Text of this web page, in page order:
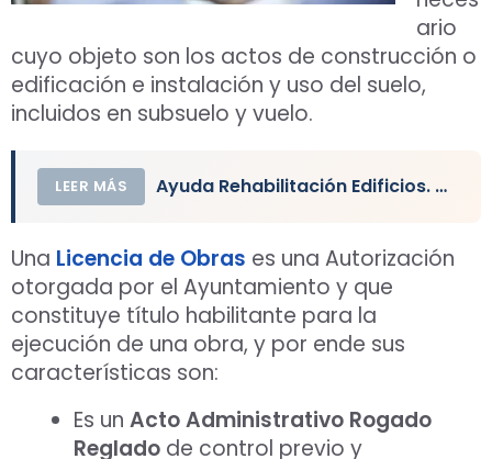
ario
cuyo objeto son los actos de construcción o
edificación e instalación y uso del suelo,
incluidos en subsuelo y vuelo.
LEER MÁS Ayuda Rehabilitación Edificios. Proyecto, Licencia y Obra
Una Licencia de Obras es una Autorización
otorgada por el Ayuntamiento y que
constituye título habilitante para la
ejecución de una obra, y por ende sus
características son:
Es un Acto Administrativo Rogado
Reglado de control previo y